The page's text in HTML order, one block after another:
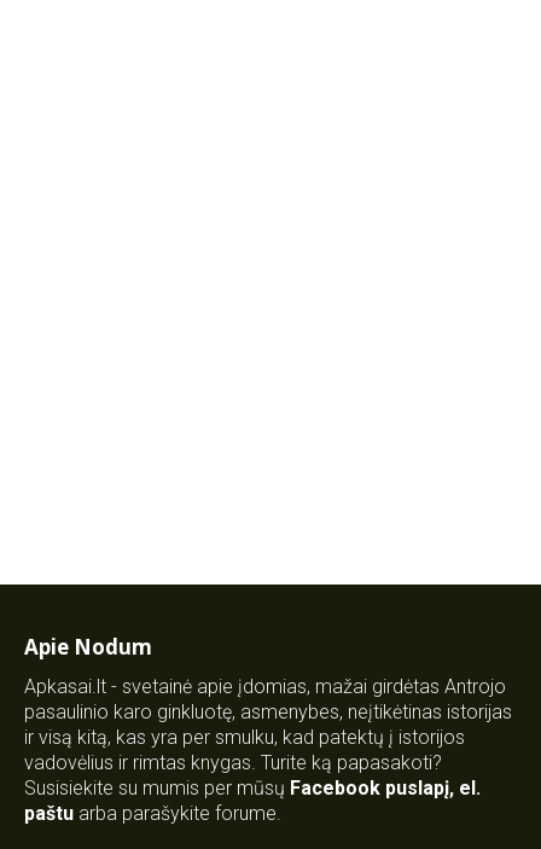
Apie Nodum
Apkasai.lt - svetainė apie įdomias, mažai girdėtas Antrojo
pasaulinio karo ginkluotę, asmenybes, neįtikėtinas istorijas
ir visą kitą, kas yra per smulku, kad patektų į istorijos
vadovėlius ir rimtas knygas. Turite ką papasakoti?
Susisiekite su mumis per mūsų Facebook puslapį, el.
paštu arba parašykite forume.